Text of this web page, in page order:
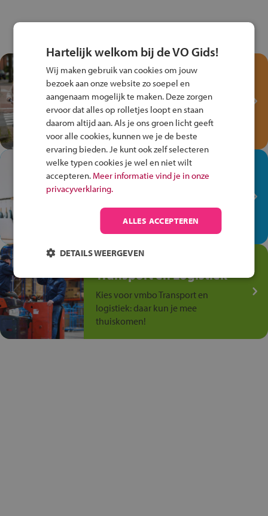
Test je kennis met het
Fiets Veilig
Verkeersspel!
Speel het Fiets Veilig Verkeersspel
en win een Cortina-fiets!
In de winkel ben je op je
plek!
op de winkelvloer, waar elke dag
anders is!
Jouw talent in de
Transport en Logistiek
Kies voor vmbo Transport en
logistiek: daar kun je mee
thuiskomen!
Hartelijk welkom bij de VO Gids!
Wij maken gebruik van cookies om jouw
bezoek aan onze website zo soepel en
aangenaam mogelijk te maken. Deze zorgen
ervoor dat alles op rolletjes loopt en staan
daarom altijd aan. Als je ons groen licht geeft
voor alle cookies, kunnen we je de beste
ervaring bieden. Je kunt ook zelf selecteren
welke typen cookies je wel en niet wilt
accepteren. Meer informatie vind je in onze
privacyverklaring.
ALLES ACCEPTEREN
DETAILS WEERGEVEN